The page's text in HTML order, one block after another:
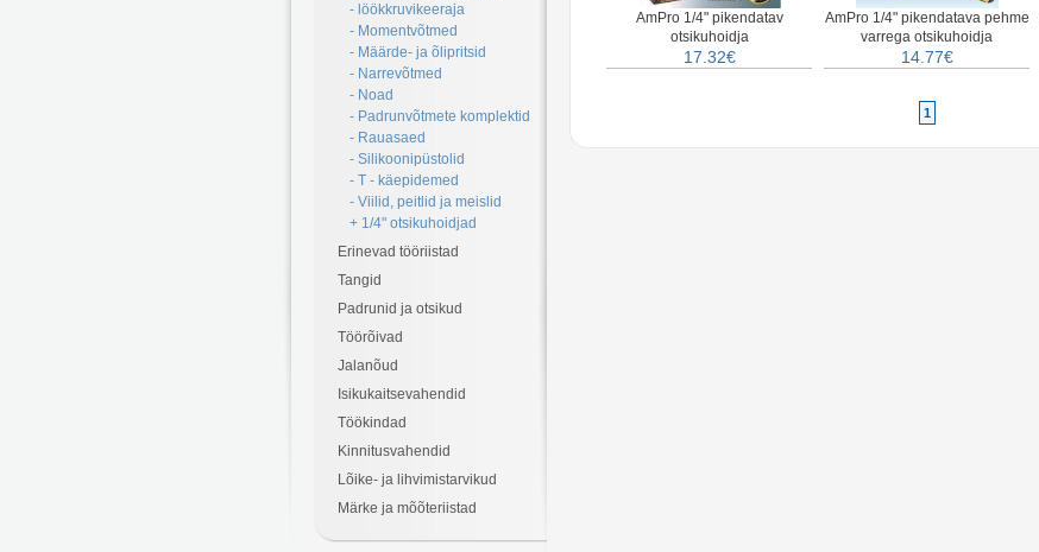
- löökkruvikeeraja
- Momentvõtmed
- Määrde- ja õlipritsid
- Narrevõtmed
- Noad
- Padrunvõtmete komplektid
- Rauasaed
- Silikoonipüstolid
- T - käepidemed
- Viilid, peitlid ja meislid
+ 1/4" otsikuhoidjad
Erinevad tööriistad
Tangid
Padrunid ja otsikud
Töörõivad
Jalanõud
Isikukaitsevahendid
Töökindad
Kinnitusvahendid
Lõike- ja lihvimistarvikud
Märke ja mõõteriistad
AmPro 1/4" pikendatav
otsikuhoidja
17.32€
AmPro 1/4" pikendatava pehme
varrega otsikuhoidja
14.77€
1